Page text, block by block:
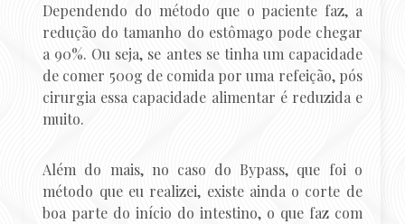
Dependendo do método que o paciente faz, a
redução do tamanho do estômago pode chegar
a 90%. Ou seja, se antes se tinha um capacidade
de comer 500g de comida por uma refeição, pós
cirurgia essa capacidade alimentar é reduzida e
muito.
Além do mais, no caso do Bypass, que foi o
método que eu realizei, existe ainda o corte de
boa parte do início do intestino, o que faz com